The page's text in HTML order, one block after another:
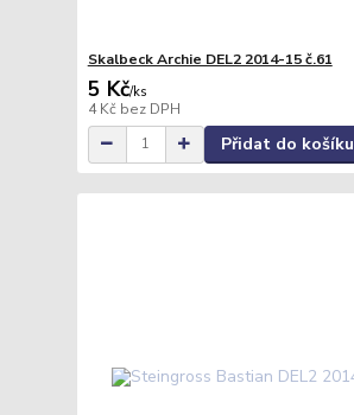
Skalbeck Archie DEL2 2014-15 č.61
5 Kč/ks
4 Kč bez DPH
Přidat do košíku